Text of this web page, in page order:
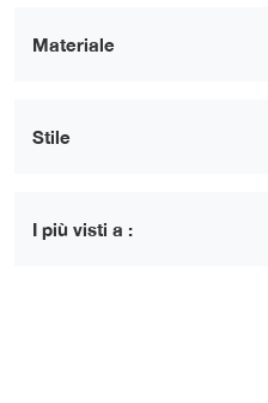
Materiale
Stile
I più visti a :